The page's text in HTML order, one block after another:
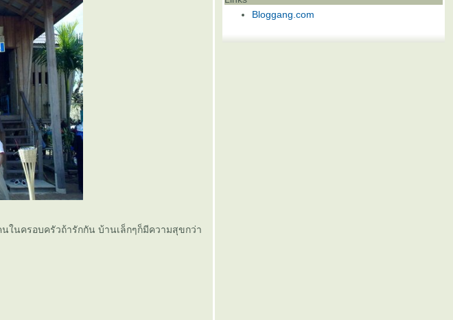
นครอบครัวถ้ารักกัน บ้านเล็กๆก็มีความสุขกว่า
Bloggang.com